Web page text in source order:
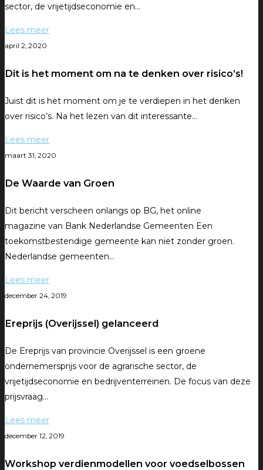
sector, de vrijetijdseconomie en…
Lees meer
april 2, 2020
Dit is het moment om na te denken over risico’s!
Juist dit is het moment om je te verdiepen in het denken
over risico’s. Na het lezen van dit interessante…
Lees meer
maart 31, 2020
De Waarde van Groen
Dit bericht verscheen onlangs op BG, het online
magazine van Bank Nederlandse Gemeenten Een
toekomstbestendige gemeente kan niet zonder groen.
Nederlandse gemeenten…
Lees meer
december 24, 2019
Ereprijs (Overijssel) gelanceerd
De Ereprijs van provincie Overijssel is een groene
ondernemersprijs voor de agrarische sector, de
vrijetijdseconomie en bedrijventerreinen. De focus van deze
prijsvraag…
Lees meer
december 12, 2019
Workshop verdienmodellen voor voedselbossen